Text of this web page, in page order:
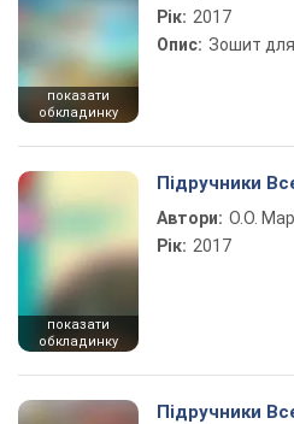
показати
обкладинку
Рік: 2017
Опис: Зошит для
показати
обкладинку
Підручники
Автори: О.О.
Рік: 2017
Підручники